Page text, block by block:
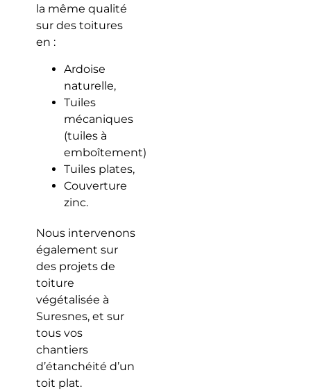
la même qualité
sur des toitures
en :
Ardoise
naturelle,
Tuiles
mécaniques
(tuiles à
emboîtement)
Tuiles plates,
Couverture
zinc.
Nous intervenons
également sur
des projets de
toiture
végétalisée à
Suresnes, et sur
tous vos
chantiers
d’étanchéité d’un
toit plat.